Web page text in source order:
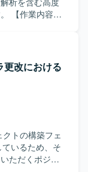
進できる方を
善推進まで一
クラウド、セキ
リーダーとし
ラウド基盤
LAN 等）、店
用していただ
査を行いま
ログ解析
）、Active
限昇格などの
調査、製品
り調査、報告
会議含む）を
としたログ解
めております。
更改における
クトの構築フェ
いるため、そ
ただくポジシ